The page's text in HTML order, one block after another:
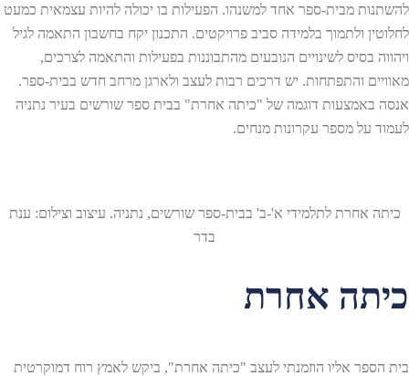
להשתנות מבית-ספר אחד למשנהו. הפעילות בו יכולה להיות עצמאית כמעט
לחלוטין ולתמוך בלמידה סביב פרויקטים. התכנון יקח בחשבון התאמה לגיל
ויהווה בסיס לשינויים הנובעים מהתבוננות בפעילות והתאמה לצרכים,
מאוויים והתפתחות. יש דרכים רבות לעצב ולארגן מרחב חדש בבית-ספר.
אנסה באמצעות דוגמה של "כיתה אחרת" בבית ספר שורשים בעיר נתניה
לעמוד על מספר עקרונות מנחים.
כיתה אחרת לתלמידי א'-ב' בבית-ספר שורשים, נתניה. עיצוב וצילום: ענת
בדר
כיתה אחרת
בית הספר אליו הוזמנתי לעצב "כיתה אחרת", ביקש לאמץ רוח דמוקרטית